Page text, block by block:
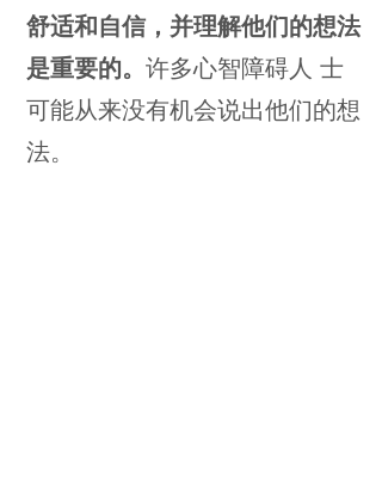
舒适和自信，并理解他们的想法
是重要的。 许多心智障碍人 士
可能从来没有机会说出他们的想
法。